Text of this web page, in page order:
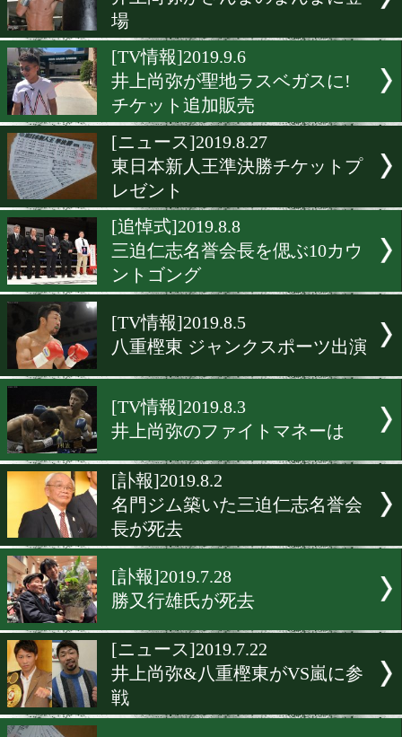
東日本新人王決勝戦チケッ
レゼント
[ニュース]2019.9.24
ダイヤモンドグローブチケ
プレゼント
[TV情報]2019.9.13
井上尚弥がさんまのまんま
場
[TV情報]2019.9.6
井上尚弥が聖地ラスベガス
[ニュース]2019.8.27
東日本新人王準決勝チケッ
レゼント
[追悼式]2019.8.8
三迫仁志名誉会長を偲ぶ10
ントゴング
[TV情報]2019.8.5
八重樫東 ジャンクスポー